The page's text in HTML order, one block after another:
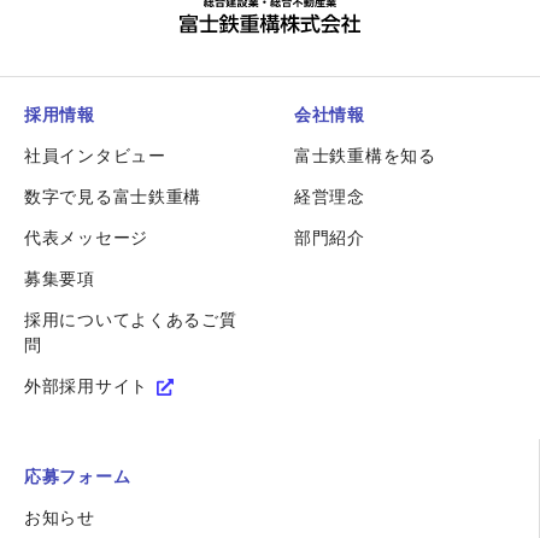
採用情報
社員インタビュー
数字で見る富士鉄重構
代表メッセージ
募集要項
採用についてよくあるご質
問
外部採用サイト
会社情報
富士鉄重構を知る
経営理念
部門紹介
応募フォーム
お知らせ